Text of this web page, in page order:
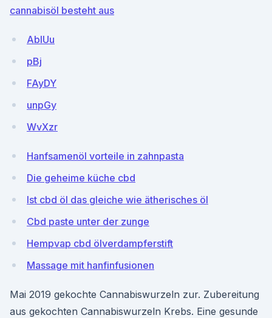
cannabisöl besteht aus
AblUu
pBj
FAyDY
unpGy
WvXzr
Hanfsamenöl vorteile in zahnpasta
Die geheime küche cbd
Ist cbd öl das gleiche wie ätherisches öl
Cbd paste unter der zunge
Hempvap cbd ölverdampferstift
Massage mit hanfinfusionen
Mai 2019 gekochte Cannabiswurzeln zur. Zubereitung
aus gekochten Cannabiswurzeln Krebs. Eine gesunde